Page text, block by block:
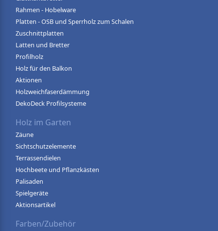
Rahmen - Hobelware
Platten - OSB und Sperrholz zum Schalen
Zuschnittplatten
Latten und Bretter
Profilholz
Holz für den Balkon
Aktionen
Holzweichfaserdämmung
DekoDeck Profilsysteme
Holz im Garten
Zäune
Sichtschutzelemente
Terrassendielen
Hochbeete und Pflanzkästen
Palisaden
Spielgeräte
Aktionsartikel
Farben/Zubehör